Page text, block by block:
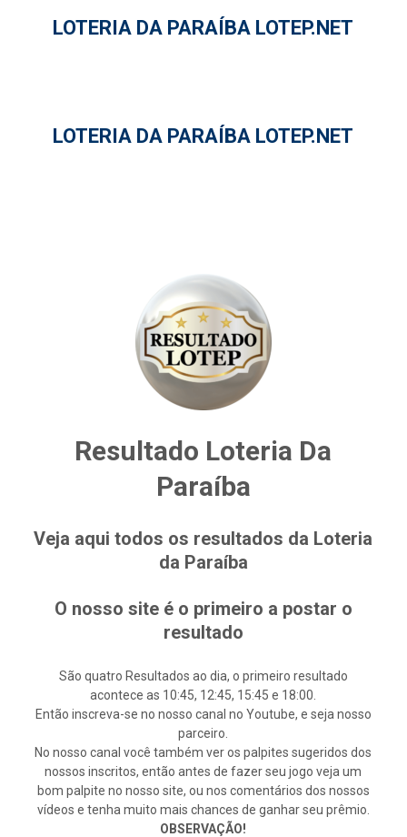
LOTERIA DA PARAÍBA LOTEP.NET
LOTERIA DA PARAÍBA LOTEP.NET
Resultado Loteria Da
Paraíba
Veja aqui todos os resultados da Loteria
da Paraíba
O nosso site é o primeiro a postar o
resultado
São quatro Resultados ao dia, o primeiro resultado
acontece as 10:45, 12:45, 15:45 e 18:00.
Então inscreva-se no nosso canal no Youtube, e seja nosso
parceiro.
No nosso canal você também ver os palpites sugeridos dos
nossos inscritos, então antes de fazer seu jogo veja um
bom palpite no nosso site, ou nos comentários dos nossos
vídeos e tenha muito mais chances de ganhar seu prêmio.
OBSERVAÇÃO!